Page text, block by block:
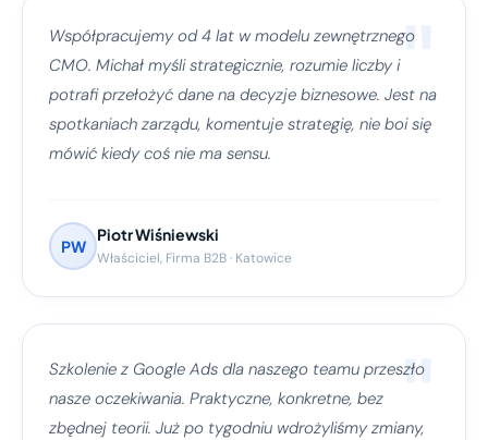
"
Współpracujemy od 4 lat w modelu zewnętrznego
CMO. Michał myśli strategicznie, rozumie liczby i
potrafi przełożyć dane na decyzje biznesowe. Jest na
spotkaniach zarządu, komentuje strategię, nie boi się
mówić kiedy coś nie ma sensu.
PW
Piotr Wiśniewski
Właściciel, Firma B2B · Katowice
"
Szkolenie z Google Ads dla naszego teamu przeszło
nasze oczekiwania. Praktyczne, konkretne, bez
zbędnej teorii. Już po tygodniu wdrożyliśmy zmiany,